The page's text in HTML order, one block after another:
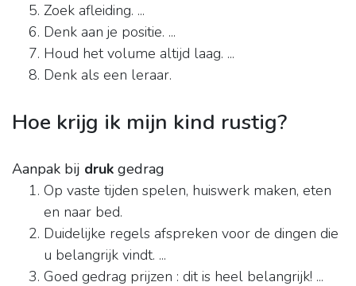
Zoek afleiding. ...
Denk aan je positie. ...
Houd het volume altijd laag. ...
Denk als een leraar.
Hoe krijg ik mijn kind rustig?
Aanpak bij druk gedrag
Op vaste tijden spelen, huiswerk maken, eten
en naar bed.
Duidelijke regels afspreken voor de dingen die
u belangrijk vindt. ...
Goed gedrag prijzen : dit is heel belangrijk! ...